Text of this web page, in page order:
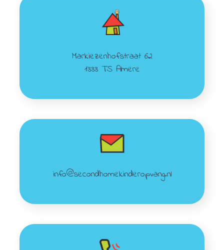
Markiezenhofstraat 62
1333 TS Almere
info@secondhomekinderopvang.nl